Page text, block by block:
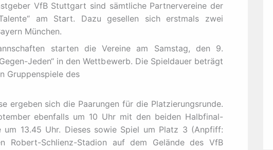
VfB Stuttgart sind sämtliche Partnervereine der
am Start. Dazu gesellen sich erstmals zwei
München.
starten die Vereine am Samstag, den 9.
Jeden“ in den Wettbewerb. Die Spieldauer beträgt
Gruppenspiele des
ergeben sich die Paarungen für die Platzierungsrunde.
ebenfalls um 10 Uhr mit den beiden Halbfinal-
um 13.45 Uhr. Dieses sowie Spiel um Platz 3 (Anpfiff:
Robert-Schlienz-Stadion auf dem Gelände des VfB